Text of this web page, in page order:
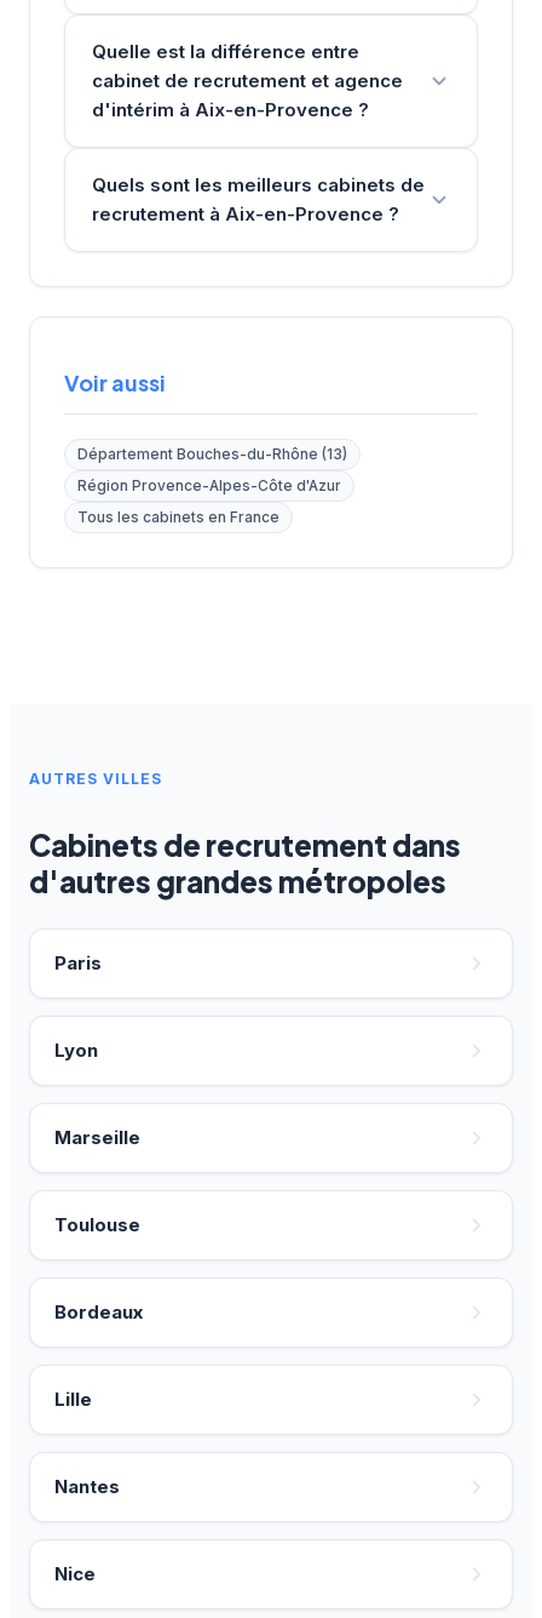
Quelle est la différence entre
cabinet de recrutement et agence
d'intérim à Aix-en-Provence ?
Quels sont les meilleurs cabinets de
recrutement à Aix-en-Provence ?
Voir aussi
Département Bouches-du-Rhône (13)
Région Provence-Alpes-Côte d'Azur
Tous les cabinets en France
AUTRES VILLES
Cabinets de recrutement dans
d'autres grandes métropoles
Paris
Lyon
Marseille
Toulouse
Bordeaux
Lille
Nantes
Nice